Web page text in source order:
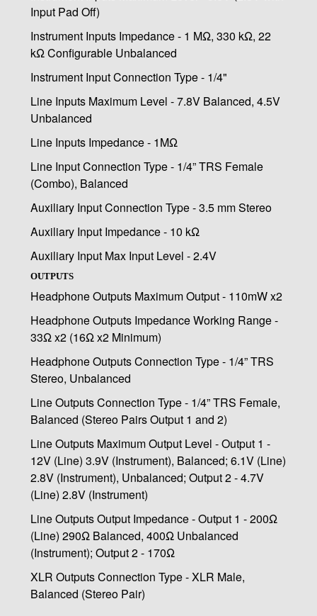
Input Pad Off)
Instrument Inputs Impedance - 1 MΩ, 330 kΩ, 22
kΩ Configurable Unbalanced
Instrument Input Connection Type - 1/4"
Line Inputs Maximum Level - 7.8V Balanced, 4.5V
Unbalanced
Line Inputs Impedance - 1MΩ
Line Input Connection Type - 1/4” TRS Female
(Combo), Balanced
Auxiliary Input Connection Type - 3.5 mm Stereo
Auxiliary Input Impedance - 10 kΩ
Auxiliary Input Max Input Level - 2.4V
OUTPUTS
Headphone Outputs Maximum Output - 110mW x2
Headphone Outputs Impedance Working Range -
33Ω x2 (16Ω x2 Minimum)
Headphone Outputs Connection Type - 1/4” TRS
Stereo, Unbalanced
Line Outputs Connection Type - 1/4” TRS Female,
Balanced (Stereo Pairs Output 1 and 2)
Line Outputs Maximum Output Level - Output 1 -
12V (Line) 3.9V (Instrument), Balanced; 6.1V (Line)
2.8V (Instrument), Unbalanced; Output 2 - 4.7V
(Line) 2.8V (Instrument)
Line Outputs Output Impedance - Output 1 - 200Ω
(Line) 290Ω Balanced, 400Ω Unbalanced
(Instrument); Output 2 - 170Ω
XLR Outputs Connection Type - XLR Male,
Balanced (Stereo Pair)